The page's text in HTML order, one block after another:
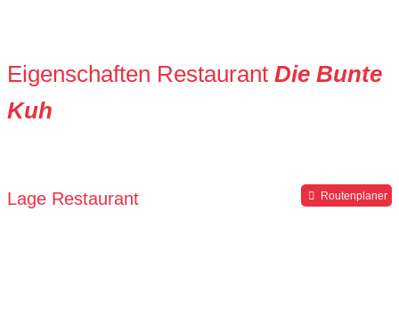
Eigenschaften Restaurant Die Bunte
Kuh
Lage Restaurant Routenplaner